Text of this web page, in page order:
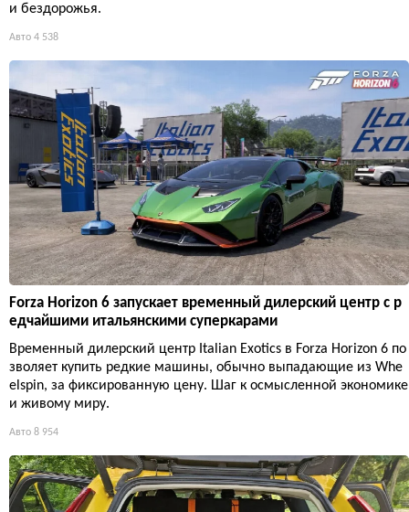
и бездорожья.
Авто 4 538
Forza Horizon 6 запускает временный дилерский центр с р
едчайшими итальянскими суперкарами
Временный дилерский центр Italian Exotics в Forza Horizon 6 по
зволяет купить редкие машины, обычно выпадающие из Whe
elspin, за фиксированную цену. Шаг к осмысленной экономике
и живому миру.
Авто 8 954